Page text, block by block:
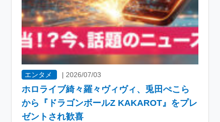
エンタメ | 2026/07/03
ホロライブ綺々羅々ヴィヴィ、兎田ぺこら
から『ドラゴンボールZ KAKAROT』をプレ
ゼントされ歓喜